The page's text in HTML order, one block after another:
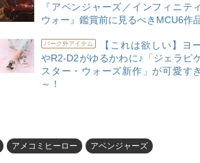
『アベンジャーズ／インフィニテ
ウォー』鑑賞前に見るべきMCU6作
パーク外アイテム
【これは欲しい】ヨ
やR2-D2がゆるかわに♪「ジェラピ
スター・ウォーズ新作」が可愛す
～！
アメコミヒーロー アベンジャーズ